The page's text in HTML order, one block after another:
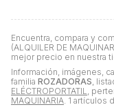
Encuentra, compara y
(ALQUILER DE
mejor precio en nuestra
Información, imágenes,
familia ROZADORAS,
ELÉCTROPORTATIL,
MAQUINARIA. 1 artículos